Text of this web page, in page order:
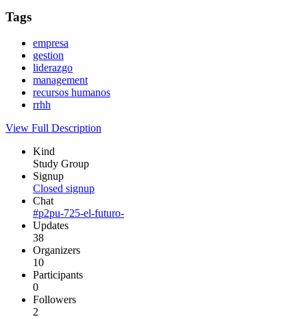
Tags
empresa
gestion
liderazgo
management
recursos humanos
rrhh
View Full Description
Kind
Study Group
Signup
Closed signup
Chat
#p2pu-725-el-futuro-
Updates
38
Organizers
10
Participants
0
Followers
2